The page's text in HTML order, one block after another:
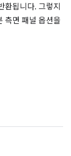
환됩니다. 그렇지
측면 패널 옵션을